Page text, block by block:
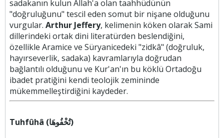
sadakanın kulun Allah'a olan taahhüdünün
"doğruluğunu" tescil eden somut bir nişane olduğunu
vurgular. Arthur Jeffery, kelimenin köken olarak Sami
dillerindeki ortak dini literatürden beslendiğini,
özellikle Aramice ve Süryanicedeki "zidkâ" (doğruluk,
hayırseverlik, sadaka) kavramlarıyla doğrudan
bağlantılı olduğunu ve Kur'an'ın bu köklü Ortadoğu
ibadet pratiğini kendi teolojik zemininde
mükemmelleştirdiğini kaydeder.
Tuhfûhâ (تُخْفُوهَا)